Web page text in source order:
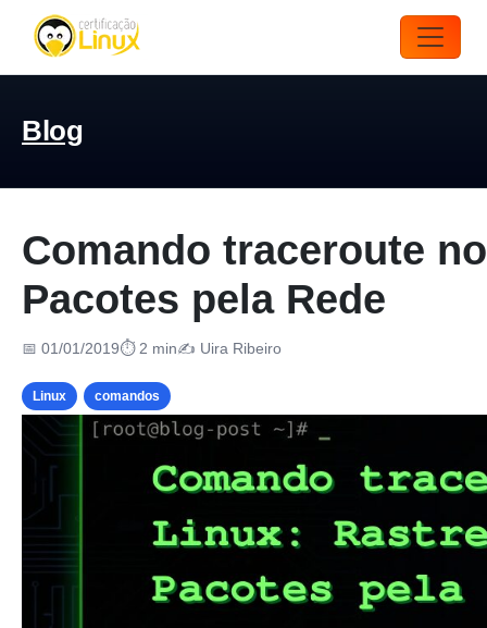
Blog
Comando traceroute
Pacotes pela Rede
📅 01/01/2019⏱ 2 min✍️ Uira Ribeiro
Linux comandos